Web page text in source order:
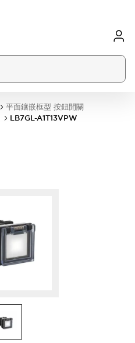
平面鑲嵌框型 按鈕開關
LB7GL-A1T13VPW